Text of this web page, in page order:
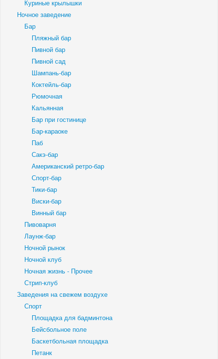
Куриные крылышки
Ночное заведение
Бар
Пляжный бар
Пивной бар
Пивной сад
Шампань-бар
Коктейль-бар
Рюмочная
Кальянная
Бар при гостинице
Бар-караоке
Паб
Сакэ-бар
Американский ретро-бар
Спорт-бар
Тики-бар
Виски-бар
Винный бар
Пивоварня
Лаунж-бар
Ночной рынок
Ночной клуб
Ночная жизнь - Прочее
Стрип-клуб
Заведения на свежем воздухе
Спорт
Площадка для бадминтона
Бейсбольное поле
Баскетбольная площадка
Петанк